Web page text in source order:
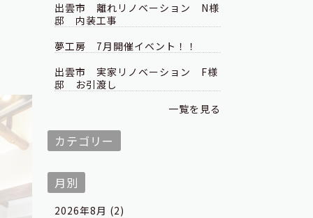
出雲市 離れリノベーション N様
邸 内装工事
夢工房 7月開催イベント！！
出雲市 実家リノベーション F様
邸 お引渡し
一覧を見る
カテゴリー
月別
2026年8月 (2)